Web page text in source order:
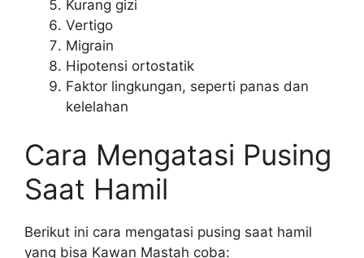
Kurang gizi
Vertigo
Migrain
Hipotensi ortostatik
Faktor lingkungan, seperti panas dan
kelelahan
Cara Mengatasi Pusing
Saat Hamil
Berikut ini cara mengatasi pusing saat hamil
yang bisa Kawan Mastah coba: